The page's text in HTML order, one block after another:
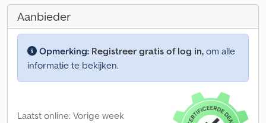
Aanbieder
Opmerking: Registreer gratis of log in, om alle
informatie te bekijken.
Laatst online: Vorige week